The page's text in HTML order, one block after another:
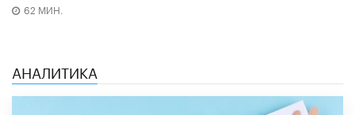
62 МИН.
АНАЛИТИКА